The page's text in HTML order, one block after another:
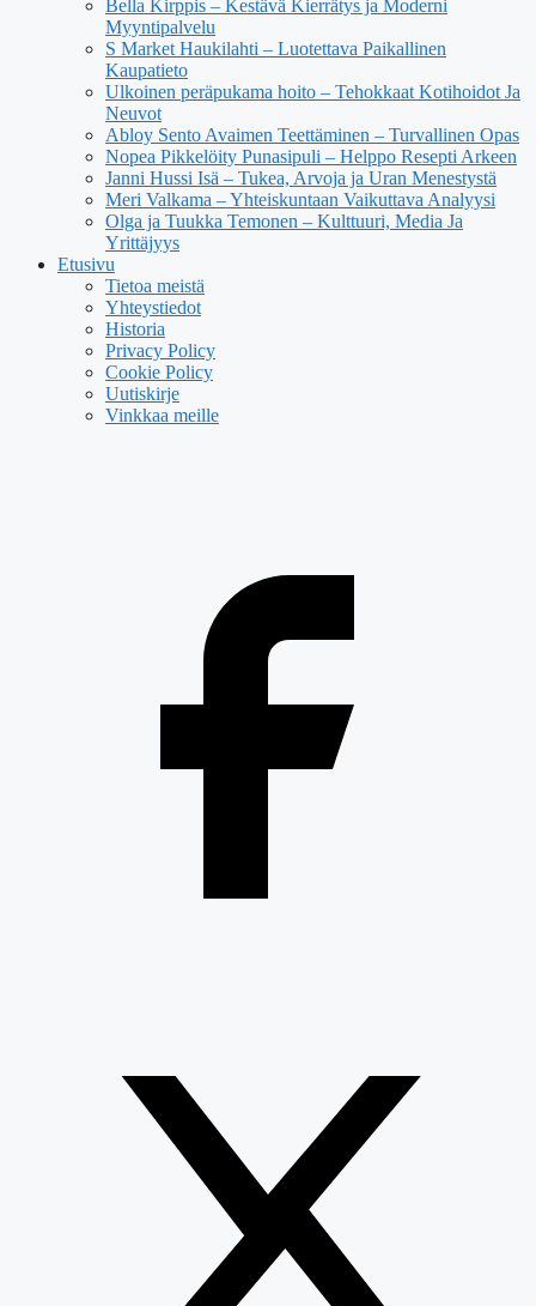
Bella Kirppis – Kestävä Kierrätys ja Moderni
Myyntipalvelu
S Market Haukilahti – Luotettava Paikallinen
Kaupatieto
Ulkoinen peräpukama hoito – Tehokkaat Kotihoidot Ja
Neuvot
Abloy Sento Avaimen Teettäminen – Turvallinen Opas
Nopea Pikkelöity Punasipuli – Helppo Resepti Arkeen
Janni Hussi Isä – Tukea, Arvoja ja Uran Menestystä
Meri Valkama – Yhteiskuntaan Vaikuttava Analyysi
Olga ja Tuukka Temonen – Kulttuuri, Media Ja
Yrittäjyys
Etusivu
Tietoa meistä
Yhteystiedot
Historia
Privacy Policy
Cookie Policy
Uutiskirje
Vinkkaa meille